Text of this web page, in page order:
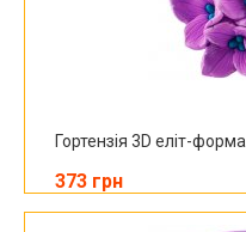
Гортензія 3D еліт-форма
373 грн